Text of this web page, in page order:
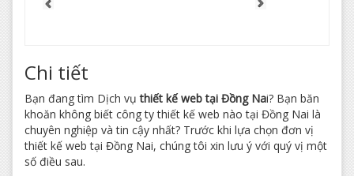
Chi tiết
Bạn đang tìm Dịch vụthiết kế web tại Đồng Nai? Bạn băn
khoăn không biết công ty thiết kế web nào tại Đồng Nai là
chuyên nghiệp và tin cậy nhất? Trước khi lựa chọn đơn vị
thiết kế web tại Đồng Nai, chúng tôi xin lưu ý với quý vị một
số điều sau.